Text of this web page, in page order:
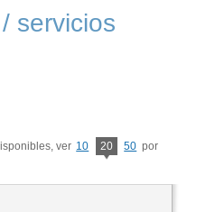
servicios
ver 10 20 50 por